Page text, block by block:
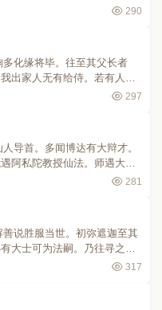
即为宣说四圣真谛。应时逮
290
化缘将毕。往至其父长者
出家人无有给侍。若有人者
。后生男名提迦多。善学经
297
导首。多闻博达有大辩才。
阿私陀教授仙法。师遇大善
记曰。汝后六劫当遇同学获
281
说胜服当世。初弥遮迦至其
大士可为法嗣。乃往寻之。
提迦多说。世尊昔游北印度317